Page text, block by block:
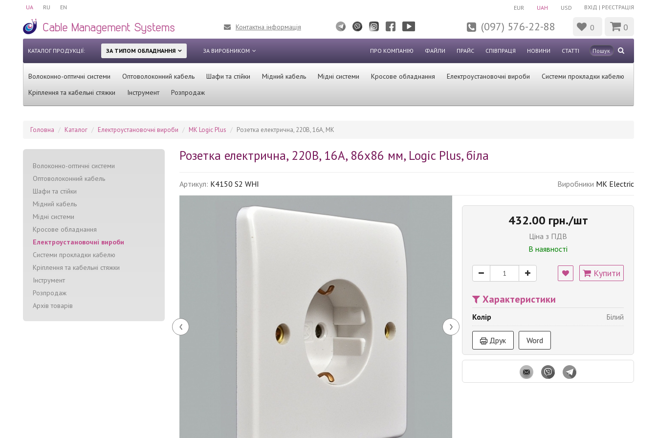
UA RU EN ВХІД | РЕЄСТРАЦІЯ
EUR UAH USD
Контактна інформація (097) 576-22-88 0 0
КАТАЛОГ ПРОДУКЦІЇ: ЗА ТИПОМ ОБЛАДНАННЯ ЗА ВИРОБНИКОМ ПРО КОМПАНІЮ ФАЙЛИ ПРАЙС СПІВПРАЦЯ НОВИНИ СТАТТІ
Волоконно-оптичні системи Оптоволоконний кабель Шафи та стійки Мідний кабель Мідні системи Кросове обладнання Електроустановочні вироби
Системи прокладки кабелю
Кріплення та кабельні стяжки
Інструмент Розпродаж
Головна Каталог Електроустановочні вироби MK Logic Plus Розетка електрична, 220В, 16А, MK
Волоконно-оптичні системи
Оптоволоконний кабель
Шафи та стійки
Мідний кабель
Мідні системи
Кросове обладнання
Електроустановочні вироби
Системи прокладки кабелю
Кріплення та кабельні стяжки
Інструмент
Розпродаж
Архів товарів
Розетка електрична, 220В, 16А, 86х86 мм, Logic Plus, біла
Артикул: K4150 S2 WHI Виробники MK Electric
‹ ›
432.00 грн./шт
Ціна з ПДВ
В наявності
Купити
Характеристики
Колір Білий
Друк Word